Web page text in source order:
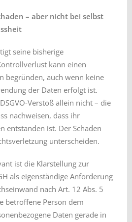
– aber nicht bei selbst
seine bisherige
kann einen
begründen, auch wenn keine
der Daten erfolgt ist.
Verstoß allein nicht – die
nachweisen, dass ihr
entstanden ist. Der Schaden
unterscheiden.
ist die Klarstellung zur
als eigenständige Anforderung
nach Art. 12 Abs. 5
betroffene Person dem
Daten gerade in